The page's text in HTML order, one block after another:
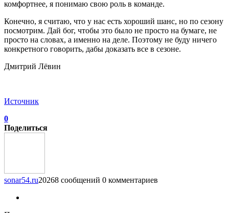
комфортнее, я понимаю свою роль в команде.
Конечно, я считаю, что у нас есть хороший шанс, но по сезону
посмотрим. Дай бог, чтобы это было не просто на бумаге, не
просто на словах, а именно на деле. Поэтому не буду ничего
конкретного говорить, дабы доказать все в сезоне.
Дмитрий Лёвин
Источник
0
Поделиться
sonar54.ru20268 сообщений 0 комментариев